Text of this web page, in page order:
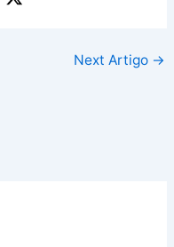
Next Artigo →